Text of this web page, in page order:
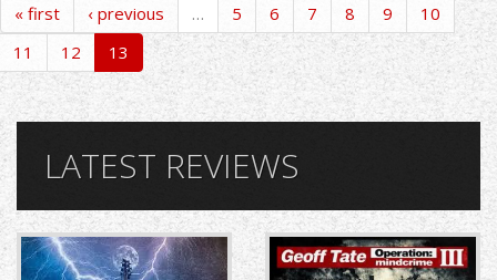
« first ‹ previous … 5 6 7 8 9
10
11
12 13
LATEST REVIEWS